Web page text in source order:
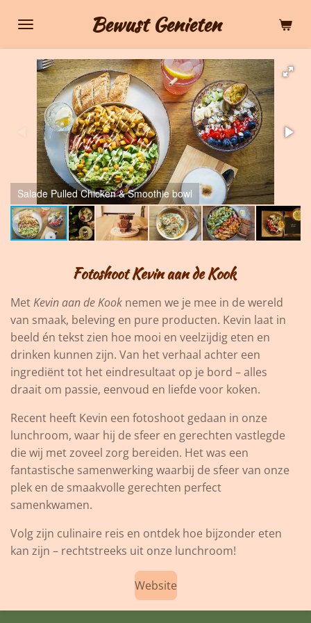
direct
naar
hoofdinhoud
Bewust Genieten
Salade Pulled Chicken & Smoothie bowl
Fotoshoot Kevin aan de Kook
MetKevin aan de Kook nemen we je mee in de wereld
van smaak, beleving en pure producten. Kevin laat in
beeld én tekst zien hoe mooi en veelzijdig eten en
drinken kunnen zijn. Van het verhaal achter een
ingrediënt tot het eindresultaat op je bord – alles
draait om passie, eenvoud en liefde voor koken.
Recent heeft Kevin een fotoshoot gedaan in onze
lunchroom, waar hij de sfeer en gerechten vastlegde
die wij met zoveel zorg bereiden. Het was een
fantastische samenwerking waarbij de sfeer van onze
plek en de smaakvolle gerechten perfect
samenkwamen.
Volg zijn culinaire reis en ontdek hoe bijzonder eten
kan zijn – rechtstreeks uit onze lunchroom!
Website